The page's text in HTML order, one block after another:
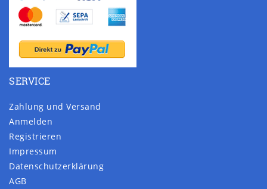
SERVICE
Zahlung und Versand
Anmelden
Registrieren
Impressum
Daten­schutz­erklärung
AGB